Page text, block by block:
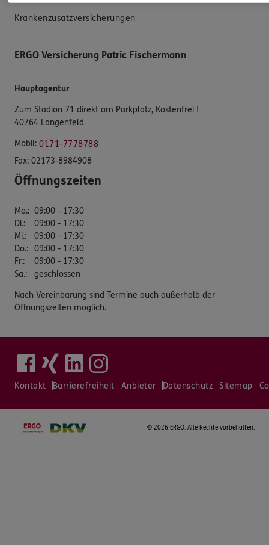
Krankenzusatzversicherungen
ERGO Versicherung Patric Fischermann
Hauptagentur
Zum Stadion 71 direkt am Parkplatz, Kostenfrei !
40764 Langenfeld
Mobil: 0171-7778788
Fax: 02173-8984908
Öffnungszeiten
Mo.: 09:00 - 17:30
Di.:
09:00 - 17:30
Mi.:
09:00 - 17:30
Do.: 09:00 - 17:30
Fr.:
09:00 - 17:30
Sa.: geschlossen
Nach Vereinbarung sind Termine auch außerhalb der
Öffnungszeiten möglich.
Kontakt Barrierefreiheit Anbieter Datenschutz Sitemap
© 2026 ERGO. Alle Rechte vorbehalten.